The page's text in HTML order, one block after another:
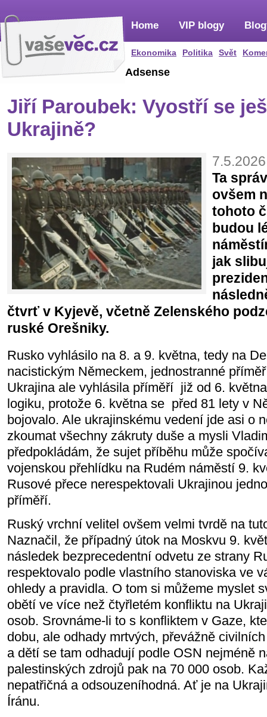
Home
Ekonomika Politika Svět
VIP blogy
Adsense
Jiří Paroubek: Vyostří se
Ukrajině?
Ta
ovšem
tohoto
budou
jak
čtvrť v Kyjevě, včetně Zelenského
ruské Orešniky.
Rusko vyhlásilo na 8. a 9. května, tedy na
nacistickým Německem, jednostranné
Ukrajina ale vyhlásila příměří již od 6.
logiku, protože 6. května se před 81 lety v
bojovalo. Ale ukrajinskému vedení jde asi o
zkoumat všechny zákruty duše a mysli
předpokládám, že sujet příběhu může
vojenskou přehlídku na Rudém náměstí 9.
Rusové přece nerespektovali Ukrajinou
příměří.
Ruský vrchní velitel ovšem velmi tvrdě na
Naznačil, že případný útok na Moskvu 9.
následek bezprecedentní odvetu ze strany
respektovalo podle vlastního stanoviska ve
ohledy a pravidla. O tom si můžeme myslet
obětí ve více než čtyřletém konfliktu na
osob. Srovnáme-li to s konfliktem v Gaze,
dobu, ale odhady mrtvých, převážně
a dětí se tam odhadují podle OSN nejméně
palestinských zdrojů pak na 70 000 osob.
nepatřičná a odsouzeníhodná. Ať je na
Íránu.